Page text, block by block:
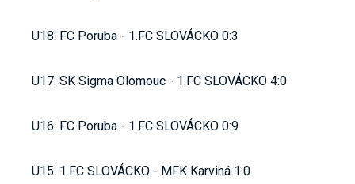
U18: FC Poruba - 1.FC SLOVÁCKO 0:3
U17: SK Sigma Olomouc - 1.FC SLOVÁCKO 4:0
U16: FC Poruba - 1.FC SLOVÁCKO 0:9
U15: 1.FC SLOVÁCKO - MFK Karviná 1:0